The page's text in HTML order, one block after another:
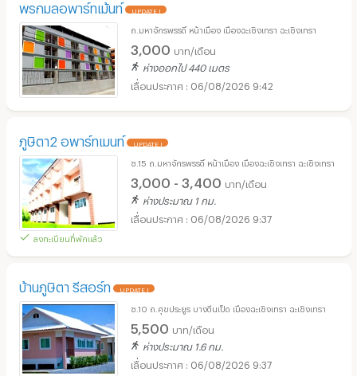
พรกมลอพาร์ทเม้นท์ UPDATE !
ถ.มหาจักรพรรดิ์ หน้าเมือง เมืองฉะเชิงเทรา ฉะเชิงเทรา
3,000 บาท/เดือน
ห่างออกไป 440 เมตร
06/08/2026 9:42
ภูษิตา2 อพาร์ทเมนท์ UPDATE !
ลงทะเบียนที่พักแล้ว
ซ.15 ถ.มหาจักรพรรดิ์ หน้าเมือง เมืองฉะเชิงเทรา ฉะเชิงเทรา
3,000 - 3,400 บาท/เดือน
ห่างประมาณ 1 กม.
06/08/2026 9:37
บ้านภูษิตา รีสอร์ท UPDATE !
ซ.10 ถ.ศุขประยูร บางตีนเป็ด เมืองฉะเชิงเทรา ฉะเชิงเทรา
5,500 บาท/เดือน
ห่างประมาณ 1.6 กม.
06/08/2026 9:37